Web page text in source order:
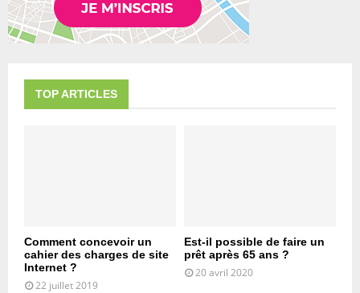
TOP ARTICLES
Comment concevoir un
cahier des charges de site
Internet ?
22 juillet 2019
Est-il possible de faire un
prêt après 65 ans ?
20 avril 2020